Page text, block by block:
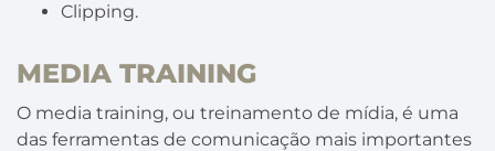
Clipping.
MEDIA TRAINING
O media training, ou treinamento de mídia, é uma
das ferramentas de comunicação mais importantes